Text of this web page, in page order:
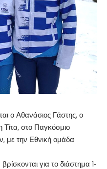
ο Αθανάσιος Γάστης, ο
Τίτα, στο Παγκόσμιο
με την Εθνική ομάδα
για το διάστημα 1-